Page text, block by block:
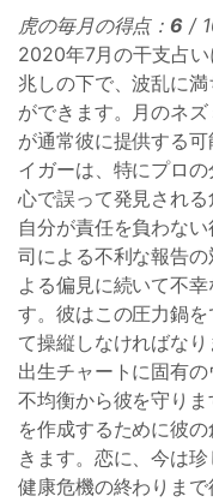
虎の毎月の得点： 6 /
2020年7月の干支占
兆しの下で、波乱に
ができます。月のネ
が通常彼に提供する
イガーは、特にプロ
心で誤って発見され
自分が責任を負わな
司による不利な報告
よる偏見に続いて不
す。彼はこの圧力鍋
て操縦しなければな
出生チャートに固有
不均衡から彼を守り
を作成するために彼
きます。恋に、今は
健康危機の終わりま